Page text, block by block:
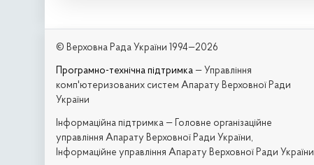
© Верховна Рада України 1994—2026
Програмно-технічна підтримка — Управління
комп'ютеризованих систем Апарату Верховної Ради
України
Iнформаційна підтримка — Головне організаційне
управління Апарату Верховної Ради України,
Інформаційне управління Апарату Верховної Ради України